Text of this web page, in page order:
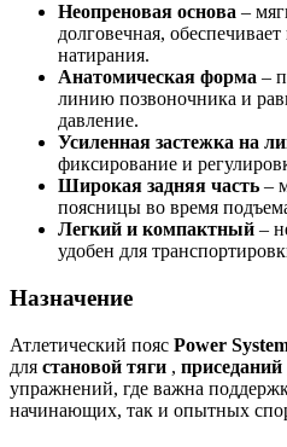
Неопреновая основа –
долговечная,
натирания.
Анатомическая форма –
линию позвоночника и
давление.
Усиленная застежка на
фиксирование и
Широкая задняя часть –
поясницы во время
Легкий и компактный –
удобен для
Назначение
Атлетический пояс Power
для становой тяги , приседаний
упражнений, где важна
начинающих, так и опытных